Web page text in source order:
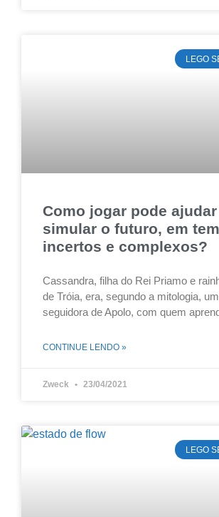
LEGO
Como jogar pode
simular o futuro, em
incertos e complexos?
Cassandra, filha do Rei Priamo e
de Tróia, era, segundo a mitologia,
seguidora de Apolo, com quem
CONTINUE LENDO »
Zweck 23/04/2021
LEGO